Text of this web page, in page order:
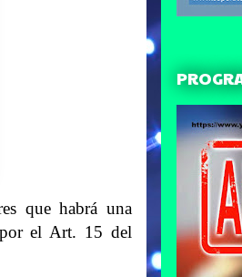
que habrá una
el Art. 15 del